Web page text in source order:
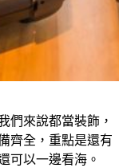
們來說都當裝飾，
齊全，重點是還有
可以一邊看海。